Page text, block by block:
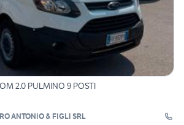
2.0 PULMINO 9 POSTI
ANTONIO & FIGLI SRL